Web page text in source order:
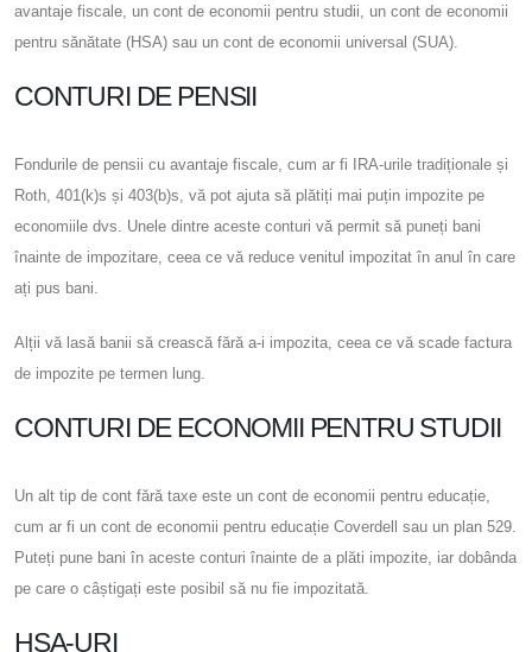
avantaje fiscale, un cont de economii pentru studii, un cont de economii
pentru sănătate (HSA) sau un cont de economii universal (SUA).
CONTURI DE PENSII
Fondurile de pensii cu avantaje fiscale, cum ar fi IRA-urile tradiționale și
Roth, 401(k)s și 403(b)s, vă pot ajuta să plătiți mai puțin impozite pe
economiile dvs. Unele dintre aceste conturi vă permit să puneți bani
înainte de impozitare, ceea ce vă reduce venitul impozitat în anul în care
ați pus bani.
Alții vă lasă banii să crească fără a-i impozita, ceea ce vă scade factura
de impozite pe termen lung.
CONTURI DE ECONOMII PENTRU STUDII
Un alt tip de cont fără taxe este un cont de economii pentru educație,
cum ar fi un cont de economii pentru educație Coverdell sau un plan 529.
Puteți pune bani în aceste conturi înainte de a plăti impozite, iar dobânda
pe care o câștigați este posibil să nu fie impozitată.
HSA-URI